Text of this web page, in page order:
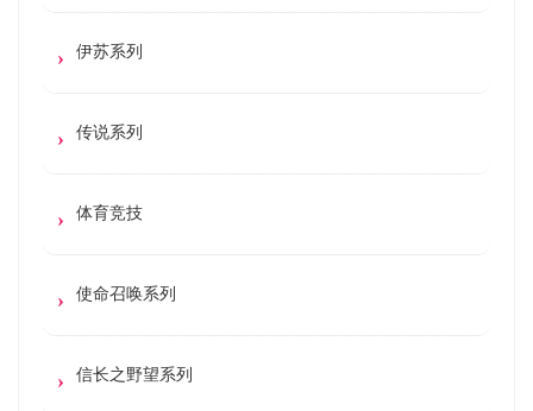
伊苏系列
传说系列
体育竞技
使命召唤系列
信长之野望系列